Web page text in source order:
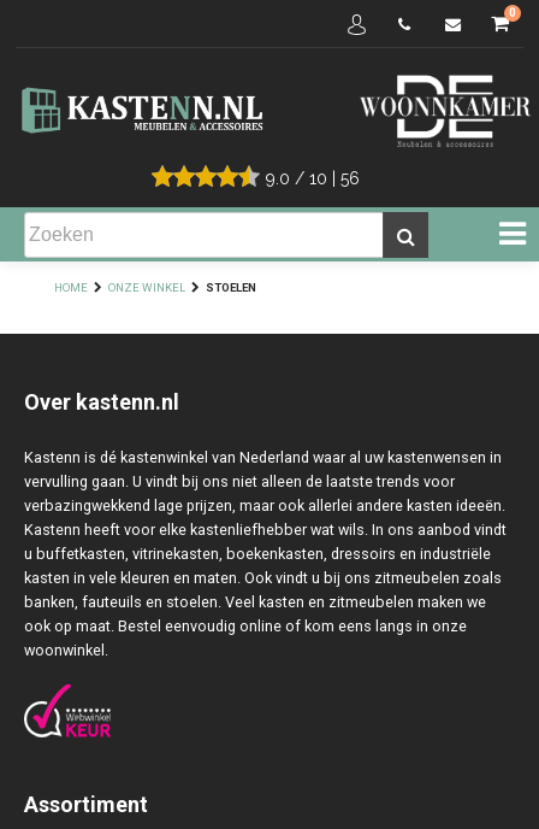
9.0 / 10 56
0
HOME ONZE WINKEL STOELEN
Over kastenn.nl
Kastenn is dé kastenwinkel van Nederland waar al uw kastenwensen in
vervulling gaan. U vindt bij ons niet alleen de laatste trends voor
verbazingwekkend lage prijzen, maar ook allerlei andere kasten ideeën.
Kastenn heeft voor elke kastenliefhebber wat wils. In ons aanbod vindt
u buffetkasten, vitrinekasten, boekenkasten, dressoirs en industriële
kasten in vele kleuren en maten. Ook vindt u bij ons zitmeubelen zoals
banken, fauteuils en stoelen. Veel kasten en zitmeubelen maken we
ook op maat. Bestel eenvoudig online of kom eens langs in onze
woonwinkel.
Assortiment